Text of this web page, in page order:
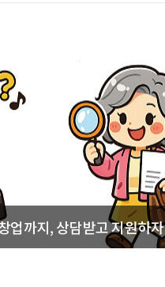
업까지, 상담받고 지원하자